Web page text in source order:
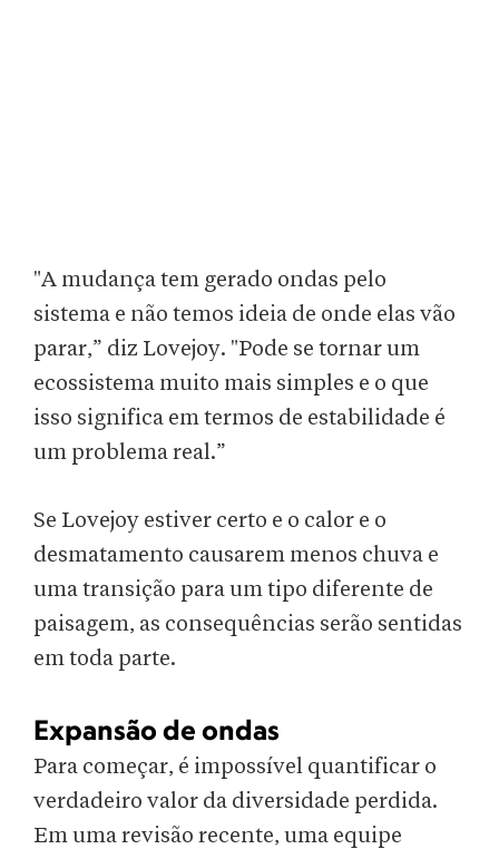
"A mudança tem gerado ondas pelo
sistema e não temos ideia de onde elas vão
parar,” diz Lovejoy. "Pode se tornar um
ecossistema muito mais simples e o que
isso significa em termos de estabilidade é
um problema real.”
Se Lovejoy estiver certo e o calor e o
desmatamento causarem menos chuva e
uma transição para um tipo diferente de
paisagem, as consequências serão sentidas
em toda parte.
Expansão de ondas
Para começar, é impossível quantificar o
verdadeiro valor da diversidade perdida.
Em uma revisão recente, uma equipe